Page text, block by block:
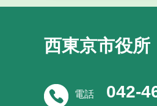
西東京市役所
電話 042-